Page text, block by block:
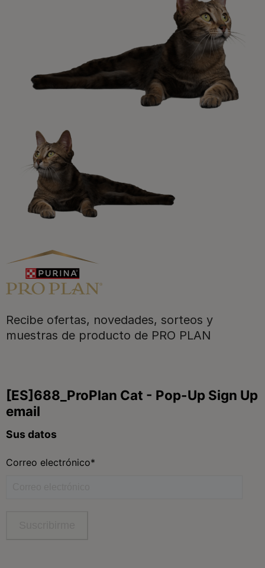
Promociones, concursos, descuentos y ofertas de
todas nuestras marcas.​
¡No te lo pierdas, únete a Purina y empieza
a disfrutar ya de las ventajas!​
Recibe ofertas, novedades, sorteos y
muestras de producto de PRO PLAN
Purina
Para nuestros socios
Síguenos